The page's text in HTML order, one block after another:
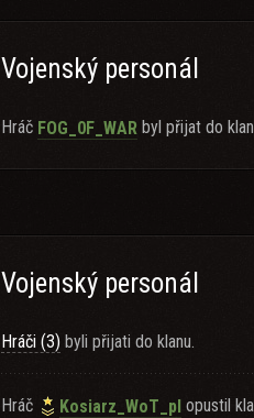
Vojenský personál
Hráč FOG_0F_WAR byl přijat do
Vojenský personál
Hráči (3) byli přijati do klanu.
Hráč Kosiarz_WoT_pl opustil